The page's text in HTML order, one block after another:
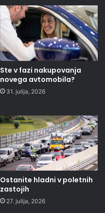
Ste v fazi nakupovanja
novega avtomobila?
31. julija, 2026
Ostanite hladni v poletnih
zastojih
27. julija, 2026